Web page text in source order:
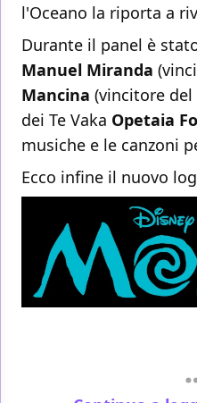
l'Oceano la riporta a
Durante il panel è
Manuel Miranda
Mancina (vincitore
dei Te Vaka Opetaia
musiche e le canzoni
Ecco infine il nuovo